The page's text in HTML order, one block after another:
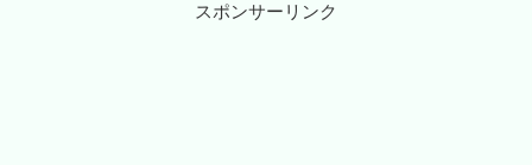
スポンサーリンク